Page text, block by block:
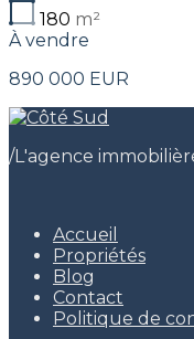
180 m²
À vendre
890 000 EUR
/L'agence
Accueil
Propriétés
Blog
Contact
Politique de